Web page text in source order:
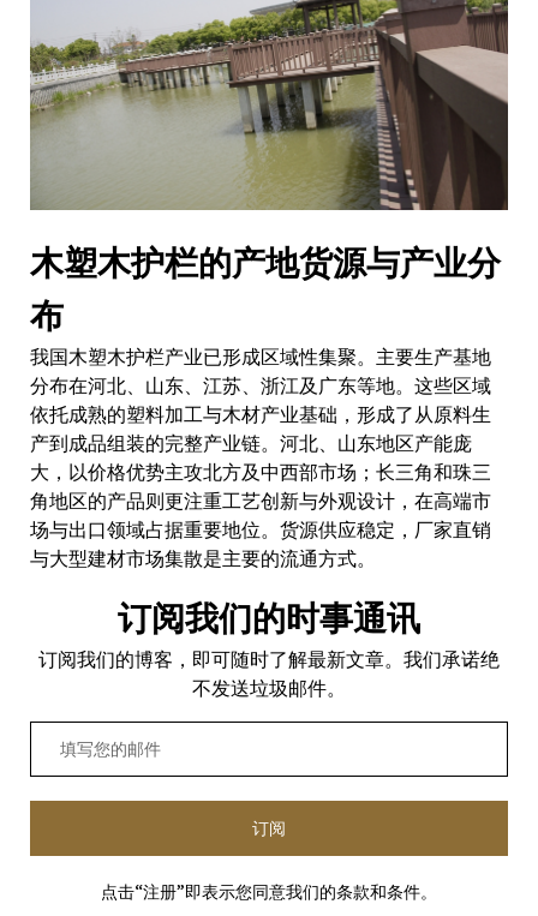
木塑木护栏的产地货源与产业分
布
我国木塑木护栏产业已形成区域性集聚。主要生产基地
分布在河北、山东、江苏、浙江及广东等地。这些区域
依托成熟的塑料加工与木材产业基础，形成了从原料生
产到成品组装的完整产业链。河北、山东地区产能庞
大，以价格优势主攻北方及中西部市场；长三角和珠三
角地区的产品则更注重工艺创新与外观设计，在高端市
场与出口领域占据重要地位。货源供应稳定，厂家直销
与大型建材市场集散是主要的流通方式。
订阅我们的时事通讯
订阅我们的博客，即可随时了解最新文章。我们承诺绝
不发送垃圾邮件。
订阅
点击“注册”即表示您同意我们的条款和条件。